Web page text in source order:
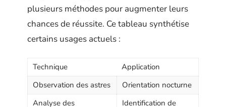
plusieurs méthodes pour augmenter leurs
chances de réussite. Ce tableau synthétise
certains usages actuels :
Technique
Application
Observation des astres
Orientation nocturne
Analyse des
Identification de